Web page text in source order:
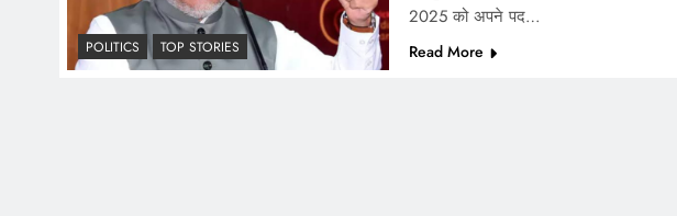
POLITICS TOP STORIES
2025 को अपने पद…
Read More